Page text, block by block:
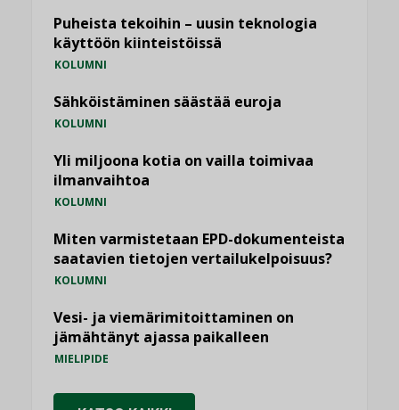
Puheista tekoihin – uusin teknologia
käyttöön kiinteistöissä
KOLUMNI
Sähköistäminen säästää euroja
KOLUMNI
Yli miljoona kotia on vailla toimivaa
ilmanvaihtoa
KOLUMNI
Miten varmistetaan EPD-dokumenteista
saatavien tietojen vertailukelpoisuus?
KOLUMNI
Vesi- ja viemärimitoittaminen on
jämähtänyt ajassa paikalleen
MIELIPIDE